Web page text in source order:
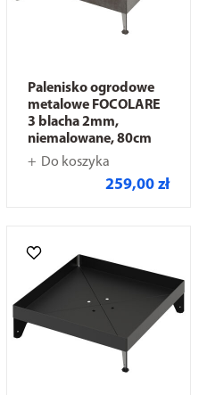
Palenisko ogrodowe
metalowe FOCOLARE
3 blacha 2mm,
niemalowane, 80cm
Do koszyka
259,00 zł